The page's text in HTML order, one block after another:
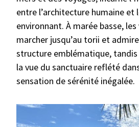
entre l’architecture humaine et
environnant. À marée basse,
marcher jusqu’au torii et
structure emblématique, tandis
la vue du sanctuaire reflété
sensation de sérénité inégalée.